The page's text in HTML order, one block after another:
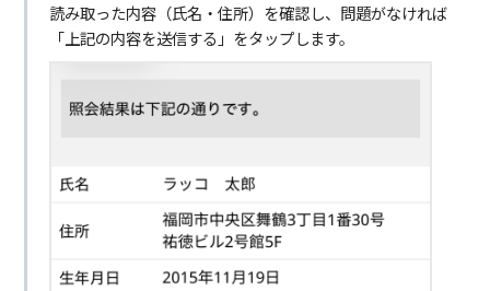
読み取った内容（氏名・住所）を確認し、問題がなければ
「上記の内容を送信する」をタップします。